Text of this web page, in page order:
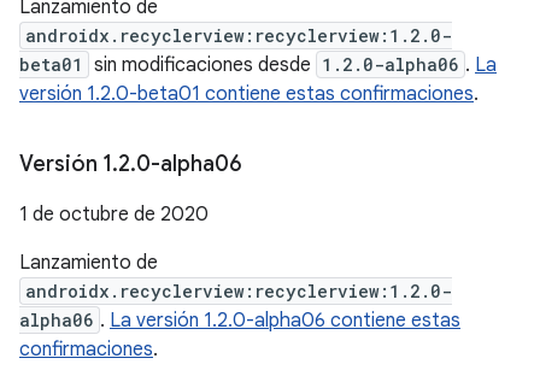
Lanzamiento de
androidx.recyclerview:recyclerview:1.2.0-
beta01
sin modificaciones desde 1.2.0-alpha06 . La
versión 1.2.0-beta01 contiene estas confirmaciones.
Versión 1.2.0-alpha06
1 de octubre de 2020
Lanzamiento de
androidx.recyclerview:recyclerview:1.2.0-
alpha06 . La versión 1.2.0-alpha06 contiene estas
confirmaciones.